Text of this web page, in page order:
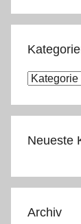
Kategorien
Neueste
Archiv